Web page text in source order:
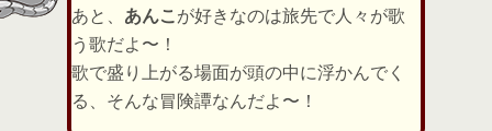
あと、 あんこ が好きなのは旅先で人々が歌
う歌だよ〜！
歌で盛り上がる場面が頭の中に浮かんでく
る、そんな冒険譚なんだよ〜！